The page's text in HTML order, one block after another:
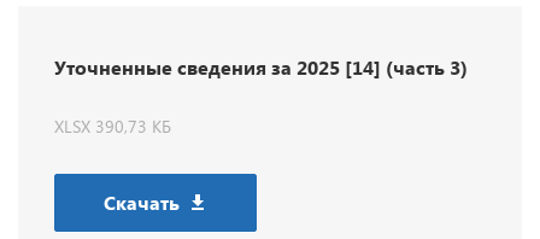
Уточненные сведения за 2025 [14] (часть 3)
XLSX 390,73 КБ
Скачать